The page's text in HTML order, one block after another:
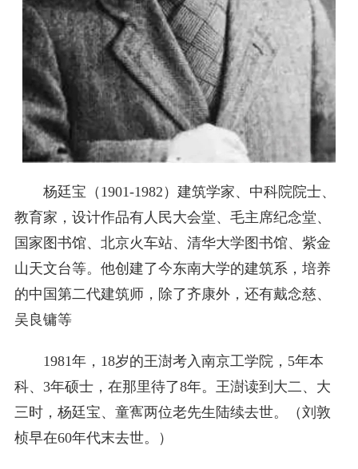
杨廷宝（1901-1982）建筑学家、中科院院士、
教育家，设计作品有人民大会堂、毛主席纪念堂、
国家图书馆、北京火车站、清华大学图书馆、紫金
山天文台等。他创建了今东南大学的建筑系，培养
的中国第二代建筑师，除了齐康外，还有戴念慈、
吴良镛等
1981年，18岁的王澍考入南京工学院，5年本
科、3年硕士，在那里待了8年。王澍读到大二、大
三时，杨廷宝、童寯两位老先生陆续去世。（刘敦
桢早在60年代末去世。）